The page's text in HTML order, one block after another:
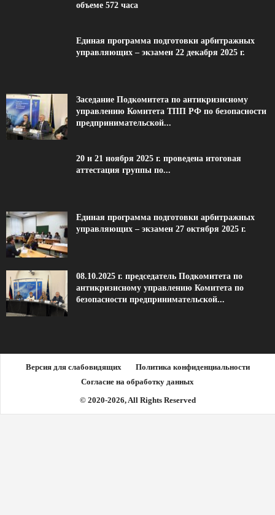
объеме 572 часа
Единая программа подготовки арбитражных
управляющих – экзамен 22 декабря 2025 г.
Заседание Подкомитета по антикризисному
управлению Комитета ТПП РФ по безопасности
предпринимательской...
20 и 21 ноября 2025 г. проведена итоговая
аттестация группы по...
Единая программа подготовки арбитражных
управляющих – экзамен 27 октября 2025 г.
08.10.2025 г. председатель Подкомитета по
антикризисному управлению Комитета по
безопасности предпринимательской...
Версия для слабовидящих
Политика конфиденциальности
Согласие на обработку данных
© 2020-2026, All Rights Reserved